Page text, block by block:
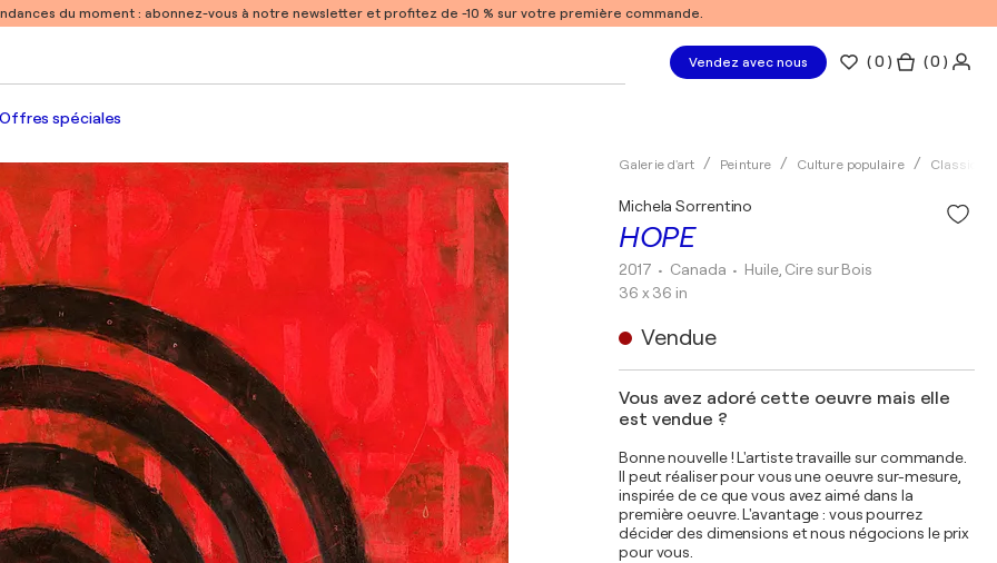
du moment : abonnez-vous à notre newsletter et profitez de -10 % sur votre première commande.
Vendez avec nous (0 ) ( 0 )
spéciales
Galerie d'art Peinture Culture populaire Classique
HOPE
Michela Sorrentino
2017 • Canada • Huile, Cire sur Bois
36 x 36 in
Vendue
Vous avez adoré cette oeuvre mais elle
est vendue ?
Bonne nouvelle ! L'artiste travaille sur commande.
Il peut réaliser pour vous une oeuvre sur-mesure,
inspirée de ce que vous avez aimé dans la
première oeuvre. L'avantage : vous pourrez
décider des dimensions et nous négocions le prix
pour vous.